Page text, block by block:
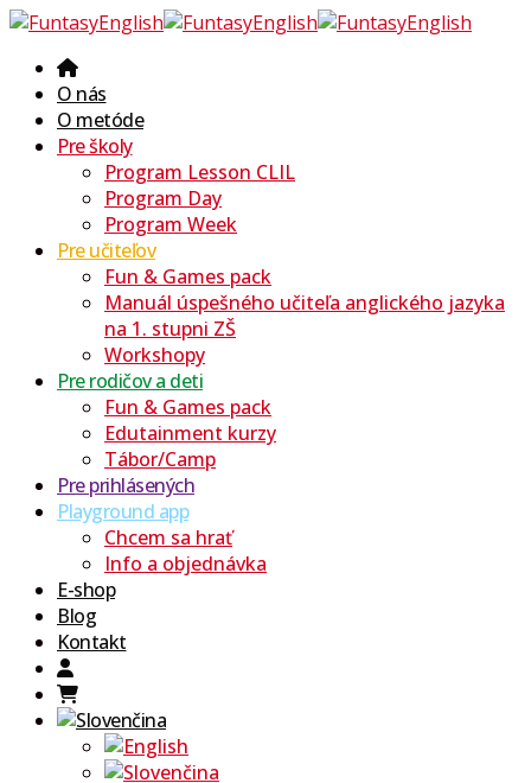
O nás
O metóde
Pre školy
Program Lesson CLIL
Program Day
Program Week
Pre učiteľov
Fun & Games pack
Manuál úspešného učiteľa anglického jazyka
na 1. stupni ZŠ
Workshopy
Pre rodičov a deti
Fun & Games pack
Edutainment kurzy
Tábor/Camp
Pre prihlásených
Playground app
Chcem sa hrať
Info a objednávka
E-shop
Blog
Kontakt